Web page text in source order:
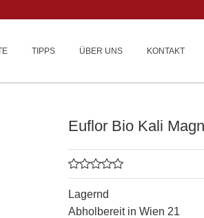
TIPPS ÜBER UNS KONTAKT
Euflor Bio Kali
Lagernd
Abholbereit in Wien 21